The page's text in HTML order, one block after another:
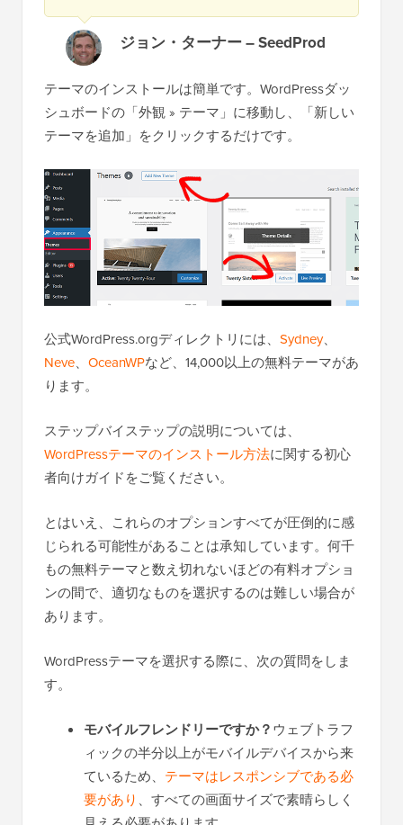
ジョン・ターナー – SeedProd
テーマのインストールは簡単です。WordPressダッ
シュボードの「外観 » テーマ」に移動し、「新しい
テーマを追加」をクリックするだけです。
公式WordPress.orgディレクトリには、 Sydney、
Neve、 OceanWPなど、14,000以上の無料テーマがあ
ります。
ステップバイステップの説明については、
WordPressテーマのインストール方法に関する初心
者向けガイドをご覧ください。
とはいえ、これらのオプションすべてが圧倒的に感
じられる可能性があることは承知しています。何千
もの無料テーマと数え切れないほどの有料オプショ
ンの間で、適切なものを選択するのは難しい場合が
あります。
WordPressテーマを選択する際に、次の質問をしま
す。
モバイルフレンドリーですか？ウェブトラフ
ィックの半分以上がモバイルデバイスから来
ているため、 テーマはレスポンシブである必
要があり 、すべての画面サイズで素晴らしく